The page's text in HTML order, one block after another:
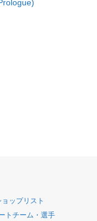
ョップリスト
トチーム・選手